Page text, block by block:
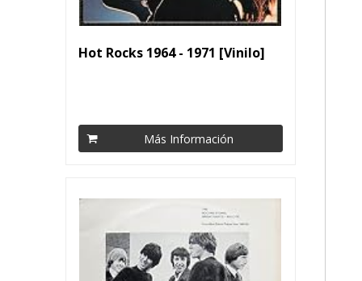
Hot Rocks 1964 - 1971 [Vinilo]
Más Información